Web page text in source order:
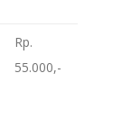
Rp.
55.000,-